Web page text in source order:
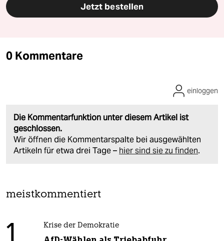
Jetzt bestellen
0 Kommentare
Die Kommentarfunktion unter diesem Artikel ist
geschlossen.
Wir öffnen die Kommentarspalte bei ausgewählten
Artikeln für etwa drei Tage – hier sind sie zu finden.
einloggen
meistkommentiert
Krise der Demokratie